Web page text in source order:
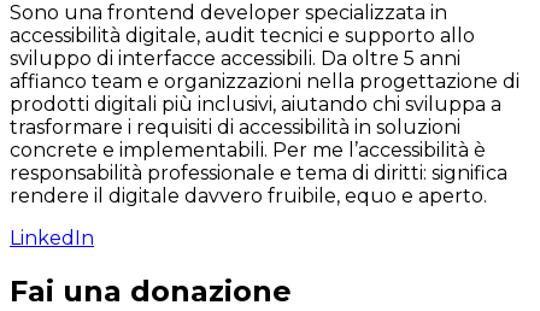
Sono una frontend developer specializzata in
accessibilità digitale, audit tecnici e supporto allo
sviluppo di interfacce accessibili. Da oltre 5 anni
affianco team e organizzazioni nella progettazione di
prodotti digitali più inclusivi, aiutando chi sviluppa a
trasformare i requisiti di accessibilità in soluzioni
concrete e implementabili. Per me l’accessibilità è
responsabilità professionale e tema di diritti: significa
rendere il digitale davvero fruibile, equo e aperto.
LinkedIn
Fai una donazione